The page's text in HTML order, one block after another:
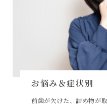
お悩み＆症状別
前歯が欠けた、詰め物が